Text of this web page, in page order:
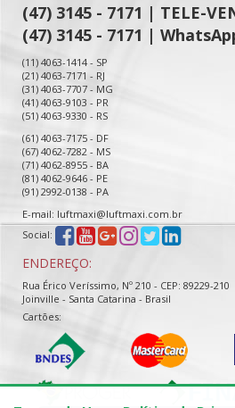
(47) 3145 - 7171 | TELE-
(47) 3145 - 7171 |
(11) 4063-1414 - SP
(21) 4063-7171 - RJ
(31) 4063-7707 - MG
(41) 4063-9103 - PR
(51) 4063-9330 - RS
(61) 4063-7175 - DF
(67) 4062-7282 - MS
(71) 4062-8955 - BA
(81) 4062-9646 - PE
(91) 2992-0138 - PA
E-mail: luftmaxi@luftmaxi.com.br
Social:
ENDEREÇO:
Rua Érico Veríssimo, Nº 210 - CEP: 89229-210
Joinville - Santa Catarina - Brasil
Cartões: